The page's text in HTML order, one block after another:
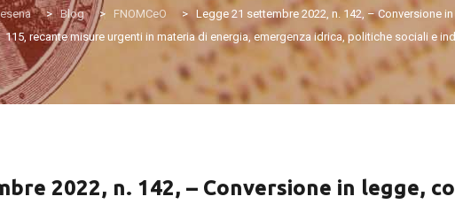
> Blog > FNOMCeO > Legge 21 settembre 2022, n. 142, – Conversione
115, recante misure urgenti in materia di energia, emergenza idrica, politiche sociali e
2022, n. 142, – Conversione in legge,